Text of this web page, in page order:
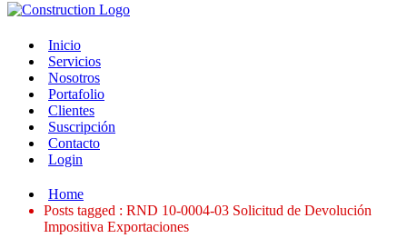
Inicio
Servicios
Nosotros
Portafolio
Clientes
Suscripción
Contacto
Login
Home
Posts tagged : RND 10-0004-03 Solicitud de Devolución
Impositiva Exportaciones